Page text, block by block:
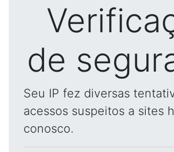
de
Seu IP fez diversas
acessos suspeitos a sites
conosco.